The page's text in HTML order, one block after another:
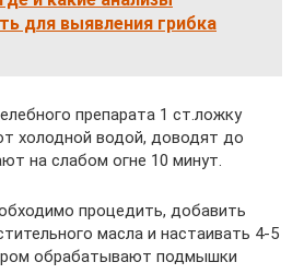
для выявления грибка
препарата 1 ст.ложку
холодной водой, доводят до
на слабом огне 10 минут.
процедить, добавить
масла и настаивать 4-5
обрабатывают подмышки